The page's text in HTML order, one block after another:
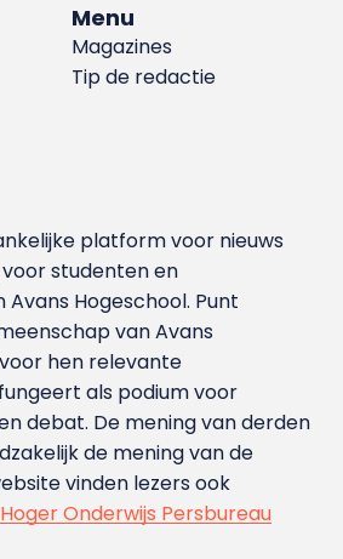
Menu
Magazines
Tip de redactie
platform voor nieuws
studenten en
Hoge­school. Punt
van Avans
hen relevante
als podium voor
debat. De mening van derden
de mening van de
vinden lezers ook
Hoger Onderwijs Persbureau